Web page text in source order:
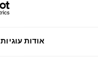
אודות עוגיות